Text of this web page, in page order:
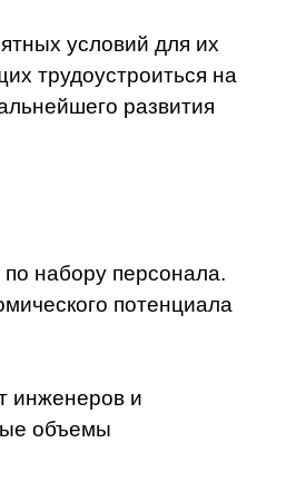
условий для их
трудоустроиться на
развития
набору персонала.
потенциала
инженеров и
объемы